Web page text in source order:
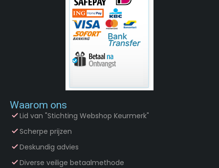
Waarom ons
Lid van "Stichting Webshop Keurmerk"
Scherpe prijzen
Deskundig advies
Diverse veilige betaalmethode